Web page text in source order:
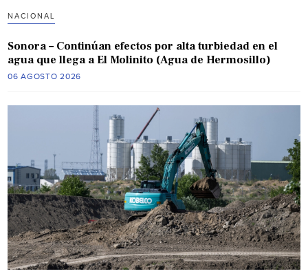
NACIONAL
Sonora – Continúan efectos por alta turbiedad en el
agua que llega a El Molinito (Agua de Hermosillo)
06 AGOSTO 2026